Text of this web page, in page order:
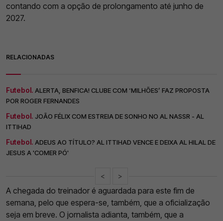
contando com a opção de prolongamento até junho de
2027.
RELACIONADAS
Futebol. ALERTA, BENFICA! CLUBE COM ‘MILHÕES’ FAZ PROPOSTA
POR ROGER FERNANDES
Futebol. JOÃO FÉLIX COM ESTREIA DE SONHO NO AL NASSR - AL
ITTIHAD
Futebol. ADEUS AO TÍTULO? AL ITTIHAD VENCE E DEIXA AL HILAL DE
JESUS A 'COMER PÓ'
< >
A chegada do treinador é aguardada para este fim de
semana, pelo que espera-se, também, que a oficialização
seja em breve. O jornalista adianta, também, que a